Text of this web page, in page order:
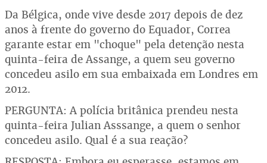
Da Bélgica, onde vive desde 2017 depois de dez
anos à frente do governo do Equador, Correa
garante estar em "choque" pela detenção nesta
quinta-feira de Assange, a quem seu governo
concedeu asilo em sua embaixada em Londres em
2012.
PERGUNTA: A polícia britânica prendeu nesta
quinta-feira Julian Asssange, a quem o senhor
concedeu asilo. Qual é a sua reação?